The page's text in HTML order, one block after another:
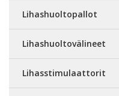
Lihashuoltopallot
Lihashuoltovälineet
Lihasstimulaattorit